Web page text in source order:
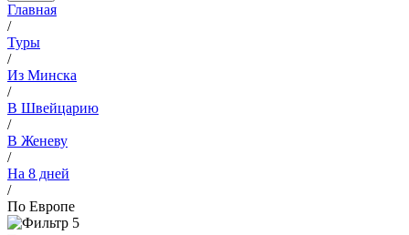
Главная
/
Туры
/
Из Минска
/
В Швейцарию
/
В Женеву
/
На 8 дней
/
По Европе
5